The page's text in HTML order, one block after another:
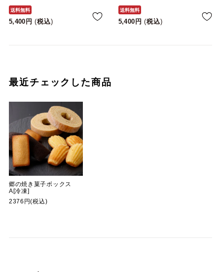
送料無料
5,400 税込
送料無料
5,400 税込
最近チェックした商品
郷の焼き菓子ボックス
A[冷凍]
2376円(税込)